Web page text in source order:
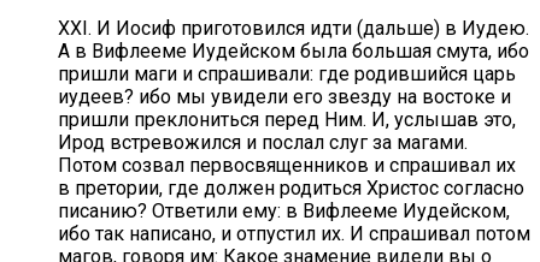
XXI. И Иосиф приготовился идти (дальше) в Иудею.
А в Вифлееме Иудейском была большая смута, ибо
пришли маги и спрашивали: где родившийся царь
иудеев? ибо мы увидели его звезду на востоке и
пришли преклониться перед Ним. И, услышав это,
Ирод встревожился и послал слуг за магами.
Потом созвал первосвященников и спрашивал их
в претории, где должен родиться Христос согласно
писанию? Ответили ему: в Вифлееме Иудейском,
ибо так написано, и отпустил их. И спрашивал потом
магов, говоря им: Какое знамение видели вы о